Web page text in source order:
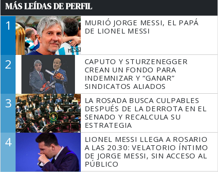
MÁS LEÍDAS DE PERFIL
1
MURIÓ JORGE MESSI, EL PAPÁ
DE LIONEL MESSI
2
CAPUTO Y STURZENEGGER
CREAN UN FONDO PARA
INDEMNIZAR Y “GANAR”
SINDICATOS ALIADOS
3
LA ROSADA BUSCA CULPABLES
DESPUÉS DE LA DERROTA EN EL
SENADO Y RECALCULA SU
ESTRATEGIA
4
LIONEL MESSI LLEGA A ROSARIO
A LAS 20.30: VELATORIO ÍNTIMO
DE JORGE MESSI, SIN ACCESO AL
PÚBLICO